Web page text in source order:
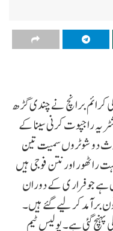
کرائم برانچ نے چندی گڑھ
راجپوت کرنی سینا کے
دو شوٹروں سمیت تین
راٹھور اور نتن فوجی ہیں
ہے جو فرار ی کے دوران
برآمد کر لیے گئے ہیں۔
پہنچ گئی ہے۔ پولیس ٹیم